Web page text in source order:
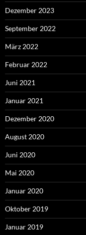
Dezember 2023
September 2022
März 2022
Februar 2022
Juni 2021
Januar 2021
Dezember 2020
August 2020
Juni 2020
Mai 2020
Januar 2020
Oktober 2019
Januar 2019